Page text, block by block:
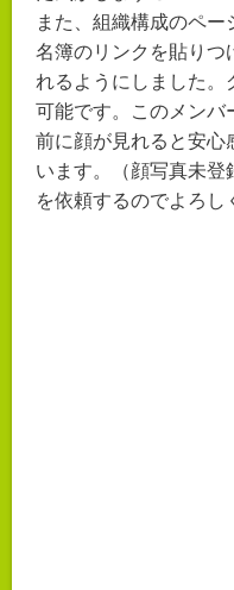
また、組織構成のペ
名簿のリンクを貼りつ
れるようにしました。
可能です。このメンバ
前に顔が見れると安心
います。（顔写真未登
を依頼するのでよろし